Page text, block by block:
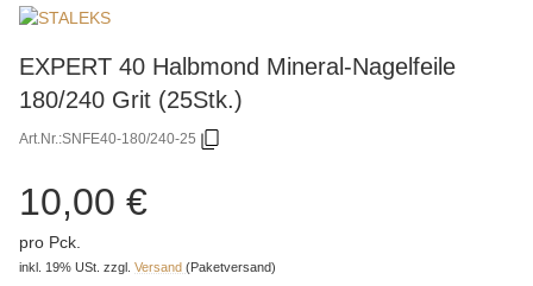
EXPERT 40 Halbmond Mineral-Nagelfeile
180/240 Grit (25Stk.)
Art.Nr.:SNFE40-180/240-25
10,00 €
pro Pck.
inkl. 19% USt. zzgl. Versand (Paketversand)